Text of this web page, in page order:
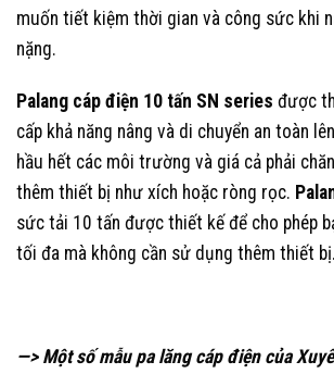
muốn tiết kiệm thời gian và công sức khi
nặng.
Palang cáp điện 10 tấn SN series được
cấp khả năng nâng và di chuyển an toàn
hầu hết các môi trường và giá cả phải
thêm thiết bị như xích hoặc ròng rọc.
sức tải 10 tấn được thiết kế để cho phép
tối đa mà không cần sử dụng thêm thiết bị.
—>Một số mẫu pa lăng cáp điện của